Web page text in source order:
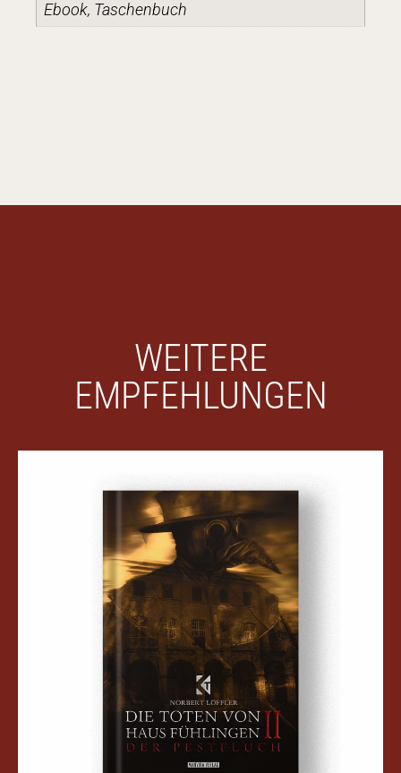
Ebook, Taschenbuch
WEITERE
EMPFEHLUNGEN